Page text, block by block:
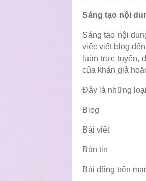
Sáng tạo nội
Sáng tạo nội
việc viết blog
luận trực tuyến,
của khán giả
Đây là những
Blog
Bài viết
Bản tin
Bài đăng trên